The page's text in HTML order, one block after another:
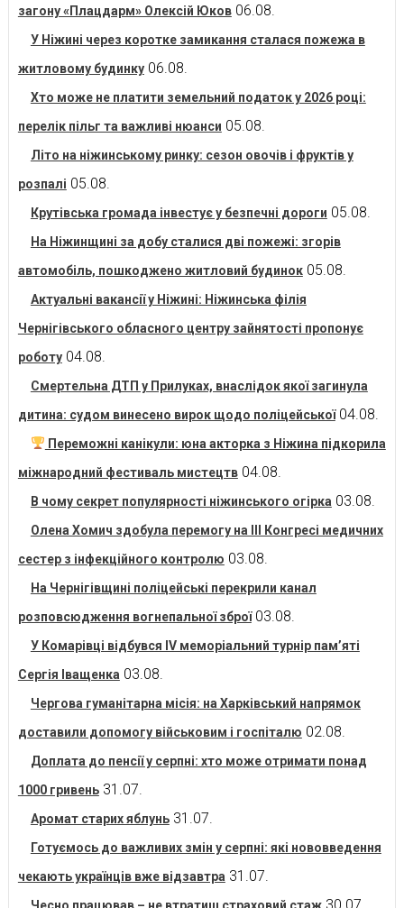
загону «Плацдарм» Олексій Юков 06.08.
У Ніжині через коротке замикання сталася пожежа в
житловому будинку 06.08.
Хто може не платити земельний податок у 2026 році:
перелік пільг та важливі нюанси 05.08.
Літо на ніжинському ринку: сезон овочів і фруктів у
розпалі 05.08.
Крутівська громада інвестує у безпечні дороги 05.08.
На Ніжинщині за добу сталися дві пожежі: згорів
автомобіль, пошкоджено житловий будинок 05.08.
Актуальні вакансії у Ніжині: Ніжинська філія
Чернігівського обласного центру зайнятості пропонує
роботу 04.08.
Смертельна ДТП у Прилуках, внаслідок якої загинула
дитина: судом винесено вирок щодо поліцейської 04.08.
Переможні канікули: юна акторка з Ніжина підкорила
міжнародний фестиваль мистецтв 04.08.
В чому секрет популярності ніжинського огірка 03.08.
Олена Хомич здобула перемогу на ІІІ Конгресі медичних
сестер з інфекційного контролю 03.08.
На Чернігівщині поліцейські перекрили канал
розповсюдження вогнепальної зброї 03.08.
У Комарівці відбувся IV меморіальний турнір пам’яті
Сергія Іващенка 03.08.
Чергова гуманітарна місія: на Харківський напрямок
доставили допомогу військовим і госпіталю 02.08.
Доплата до пенсії у серпні: хто може отримати понад
1000 гривень 31.07.
Аромат старих яблунь 31.07.
Готуємось до важливих змін у серпні: які нововведення
чекають українців вже відзавтра 31.07.